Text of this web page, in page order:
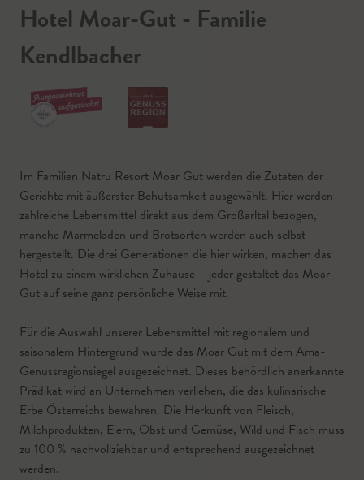
Hotel Moar-Gut - Familie
Kendlbacher
Im Familien Natru Resort Moar Gut werden die Zutaten der
Gerichte mit äußerster Behutsamkeit ausgewählt. Hier werden
zahlreiche Lebensmittel direkt aus dem Großarltal bezogen,
manche Marmeladen und Brotsorten werden auch selbst
hergestellt. Die drei Generationen die hier wirken, machen das
Hotel zu einem wirklichen Zuhause – jeder gestaltet das Moar
Gut auf seine ganz persönliche Weise mit.
Für die Auswahl unserer Lebensmittel mit regionalem und
saisonalem Hintergrund wurde das Moar Gut mit dem Ama-
Genussregionsiegel ausgezeichnet. Dieses behördlich anerkannte
Prädikat wird an Unternehmen verliehen, die das kulinarische
Erbe Österreichs bewahren. Die Herkunft von Fleisch,
Milchprodukten, Eiern, Obst und Gemüse, Wild und Fisch muss
zu 100 % nachvollziehbar und entsprechend ausgezeichnet
werden.